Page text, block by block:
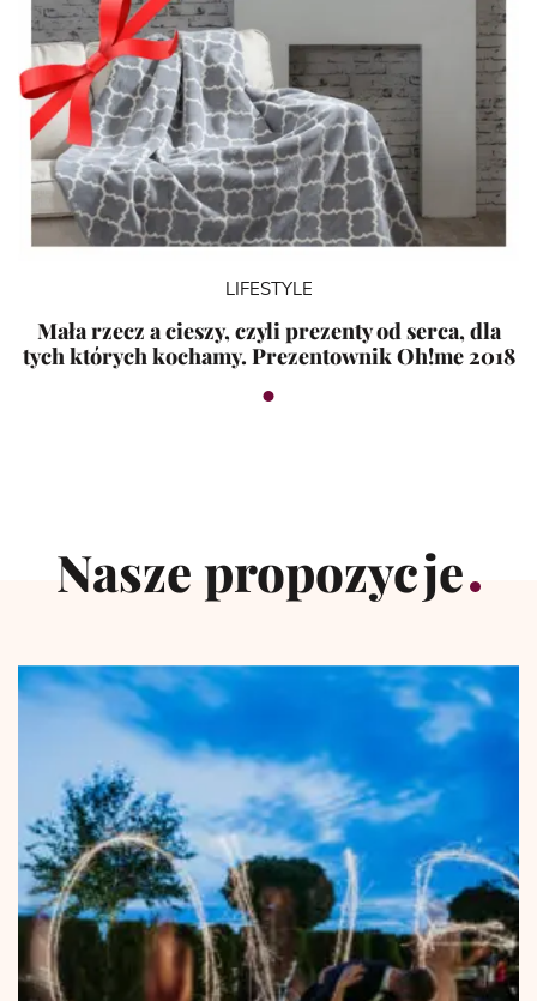
LIFESTYLE
Mała rzecz a cieszy, czyli prezenty od serca, dla
tych których kochamy. Prezentownik Oh!me 2018
Nasze propozycje